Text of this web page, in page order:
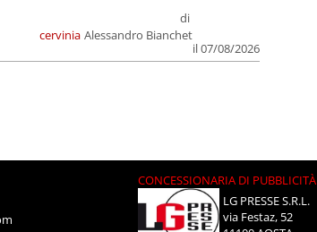
cervinia
di
Alessandro Bianchet
il 07/08/2026
CONCESSIONARIA DI PUBBLICITÀ
LG PRESSE S.R.L.
via Festaz, 52